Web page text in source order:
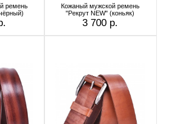
ремень
Кожаный мужской ремень
"Рекрут NEW" (коньяк)
3 700 р.